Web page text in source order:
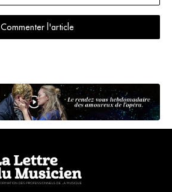
Commenter l'article